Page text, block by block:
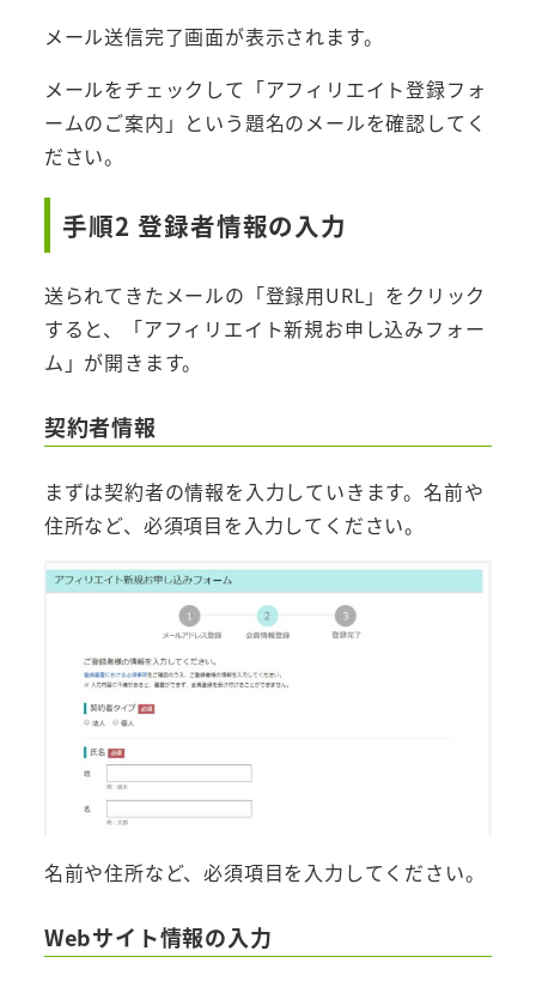
メール送信完了画面が表示されます。
メールをチェックして「アフィリエイト登録フォ
ームのご案内」という題名のメールを確認してく
ださい。
手順2 登録者情報の入力
送られてきたメールの「登録用URL」をクリック
すると、「アフィリエイト新規お申し込みフォー
ム」が開きます。
契約者情報
まずは契約者の情報を入力していきます。名前や
住所など、必須項目を入力してください。
名前や住所など、必須項目を入力してください。
Webサイト情報の入力